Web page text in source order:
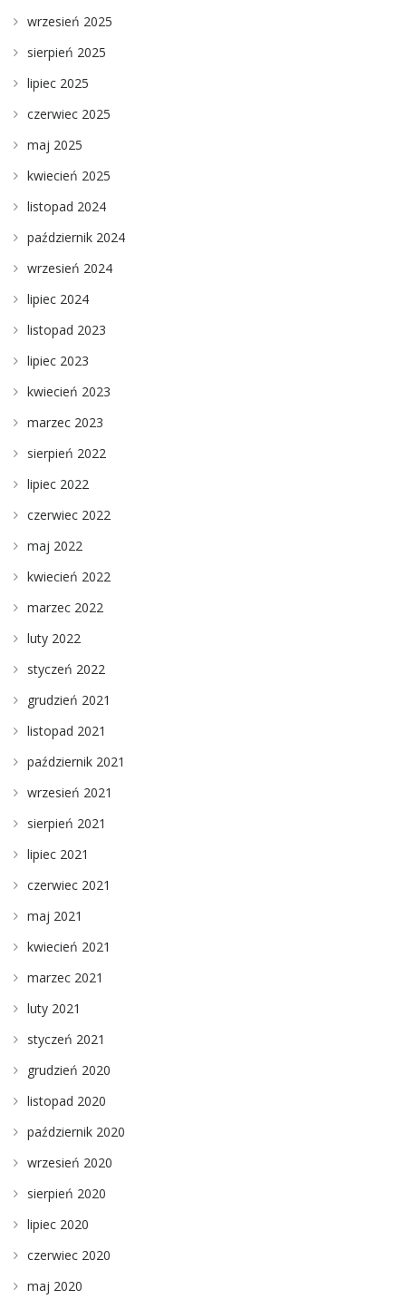
wrzesień 2025
sierpień 2025
lipiec 2025
czerwiec 2025
maj 2025
kwiecień 2025
listopad 2024
październik 2024
wrzesień 2024
lipiec 2024
listopad 2023
lipiec 2023
kwiecień 2023
marzec 2023
sierpień 2022
lipiec 2022
czerwiec 2022
maj 2022
kwiecień 2022
marzec 2022
luty 2022
styczeń 2022
grudzień 2021
listopad 2021
październik 2021
wrzesień 2021
sierpień 2021
lipiec 2021
czerwiec 2021
maj 2021
kwiecień 2021
marzec 2021
luty 2021
styczeń 2021
grudzień 2020
listopad 2020
październik 2020
wrzesień 2020
sierpień 2020
lipiec 2020
czerwiec 2020
maj 2020